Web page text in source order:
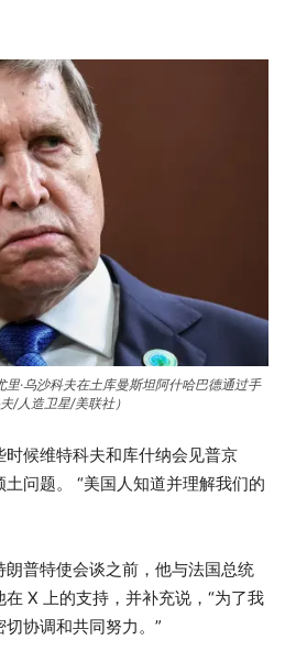
·乌沙科夫在土库曼斯坦阿什哈巴德通过手
/人造卫星/美联社）
候维特科夫和库什纳会见普京
问题。 “美国人知道并理解我们的
普特使会谈之前，他与法国总统
X 上的支持，并补充说，“为了我
协调和共同努力。”